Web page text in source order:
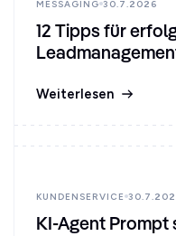
MESSAGING 30.7.2026
12 Tipps für
Weiterlesen
KUNDENSERVICE
KI-Agent